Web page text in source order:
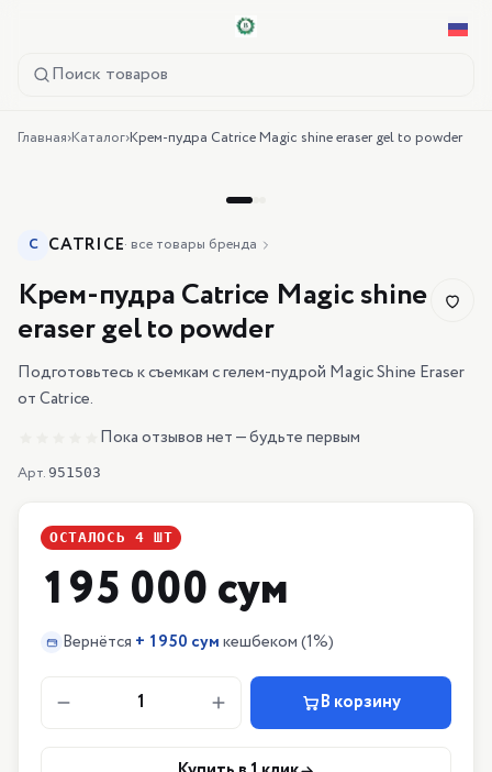
Поиск товаров
Главная›Каталог›Крем-пудра Catrice Magic shine eraser gel to powder
C CATRICE· все товары бренда
Крем-пудра Catrice Magic shine
eraser gel to powder
Подготовьтесь к съемкам с гелем-пудрой Magic Shine Eraser
от Catrice.
Пока отзывов нет — будьте первым
Арт. 951503
ОСТАЛОСЬ 4 ШТ
195 000 сум
Вернётся + 1950 сумкешбеком(1%)
1 В корзину